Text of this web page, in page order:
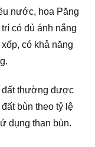
nước, hoa Păng
có đủ ánh nắng
có khả năng
đất thường được
bùn theo tỷ lệ
dụng than bùn.